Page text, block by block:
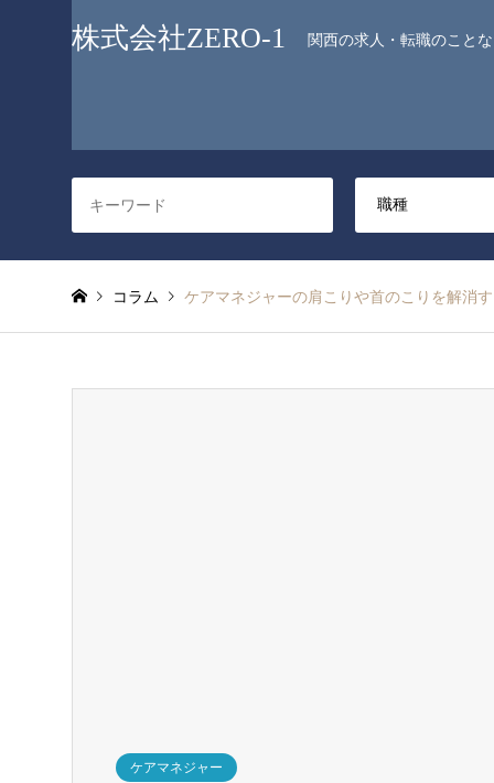
株式会社ZERO-1 関西の求人・転職のこと
コラム ケアマネジャーの肩こりや首のこりを解消
ケアマネジャー